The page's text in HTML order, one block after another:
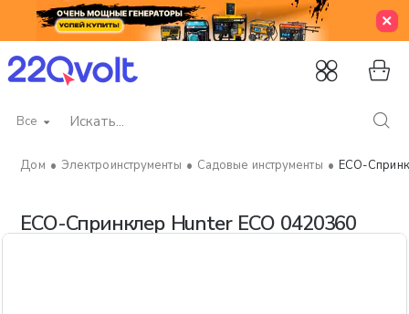
Все
Искать...
ECO-Спринклер Hunter ECO 0420360
Электроинструменты Садовые инструменты ECO-